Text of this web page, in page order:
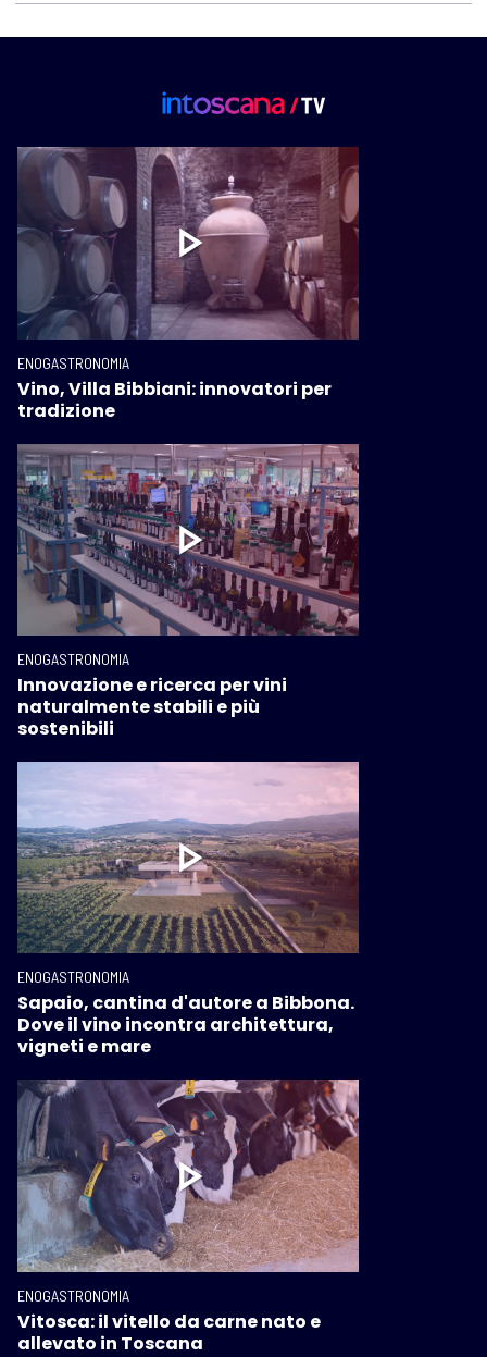
ENOGASTRONOMIA
Vino, Villa Bibbiani: innovatori per
tradizione
ENOGASTRONOMIA
Innovazione e ricerca per vini
naturalmente stabili e più
sostenibili
ENOGASTRONOMIA
Sapaio, cantina d'autore a Bibbona.
Dove il vino incontra architettura,
vigneti e mare
ENOGASTRONOMIA
Vitosca: il vitello da carne nato e
allevato in Toscana